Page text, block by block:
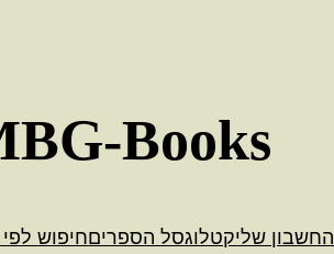
Books
החשבון שליקטלוגסל הספריםחיפוש לפי